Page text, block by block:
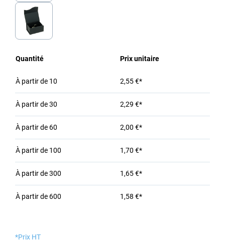
Quantité Prix unitaire
À partir de 10 2,55 €*
À partir de30 2,29 €*
À partir de 60 2,00 €*
À partir de 100 1,70 €*
À partir de300 1,65 €*
À partir de 600 1,58 €*
*Prix HT